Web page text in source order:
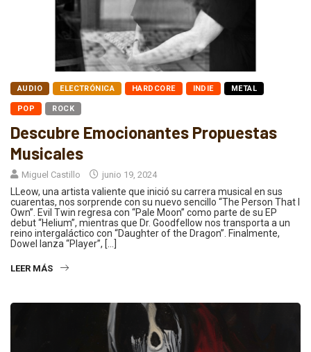
AUDIO ELECTRÓNICA HARDCORE INDIE METAL
POP ROCK
Descubre Emocionantes Propuestas
Musicales
Miguel Castillo junio 19, 2024
LLeow, una artista valiente que inició su carrera musical en sus
cuarentas, nos sorprende con su nuevo sencillo “The Person That I
Own”. Evil Twin regresa con “Pale Moon” como parte de su EP
debut “Helium”, mientras que Dr. Goodfellow nos transporta a un
reino intergaláctico con “Daughter of the Dragon”. Finalmente,
Dowel lanza “Player”, […]
LEER MÁS